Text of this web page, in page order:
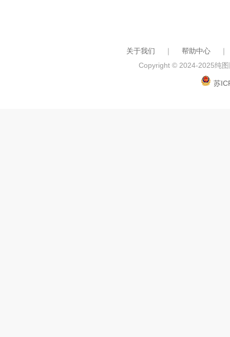
关于我们 ｜ 帮助中心
｜
Copyright © 2024-2025纯
苏